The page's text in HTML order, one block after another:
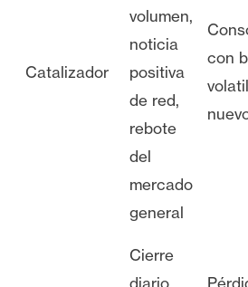
Catalizador
volumen,
noticia
positiva
de red,
rebote
del
mercado
general
con
Cierre
diario